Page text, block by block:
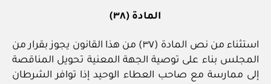
المادة (٣٨)
استثناء من نص المادة (٣٧) من هذا القانون يجوز بقرار من
المجلس بناء على توصية الجهة المعنية تحويل المناقصة
إلى ممارسة مع صاحب العطاء الوحيد إذا توافر الشرطان